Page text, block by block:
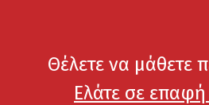
Θέλετε να μάθετε
Ελάτε σε